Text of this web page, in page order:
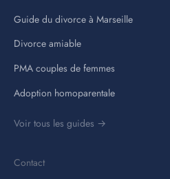
Guide du divorce à Marseille
Divorce amiable
PMA couples de femmes
Adoption homoparentale
Voir tous les guides →
Contact